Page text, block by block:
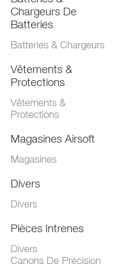
Chargeurs De
Batteries
Batteries & Chargeurs
Vêtements &
Protections
Vêtements &
Protections
Magasines Airsoft
Magasines
Divers
Divers
Pièces Intrenes
Divers
Canons De Précision